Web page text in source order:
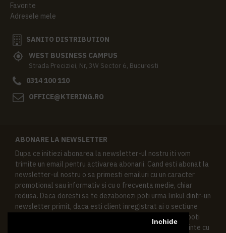
Inchide
Favorite
Adresele mele
SANITO DISTRIBUTION
WEST BUSINESS CAMPUS
Strada Preciziei, Nr, 3W Sector 6, Bucuresti
0314 100 110
OFFICE@KTERING.RO
ABONARE LA NEWSLETTER
Dupa ce initiezi abonarea la newsletter-ul nostru iti vom
trimite un email pentru activarea abonarii. Cand esti abonat la
newsletter-ul nostru o sa primesti emailuri cu un caracter
promotional sau informativ si cu o frecventa medie, chiar
redusa. Daca doresti sa te dezabonezi poti urma linkul dintr-un
newsletter primit, daca esti client inregistrat ai o sectiune
speciala in contul tau in acest scop, si de asemenea ne poti
contacta oricand pe email pentru orice intrebari sau cerinte cu